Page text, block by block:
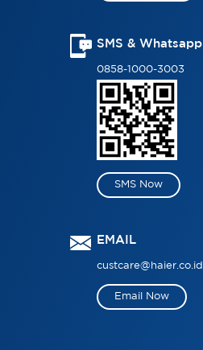
SMS & Whatsapp
0858-1000-3003
SMS Now
EMAIL
custcare@haier.co.id
Email Now